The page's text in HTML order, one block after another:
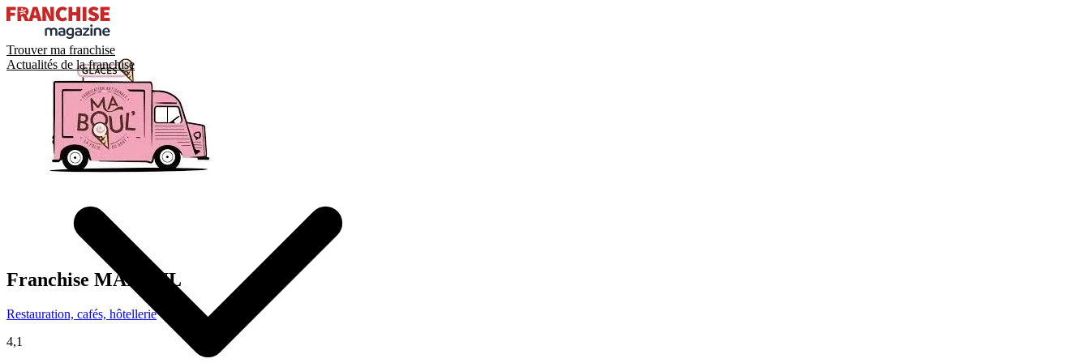
Trouver ma franchise
Actualités de la franchise
Franchise MABOUL
Restauration, cafés, hôtellerie
4,1